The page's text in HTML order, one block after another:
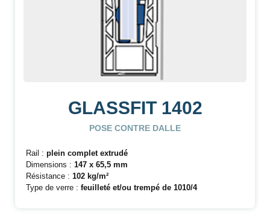
GLASSFIT 1402
POSE CONTRE DALLE
Rail : plein complet extrudé
Dimensions : 147 x 65,5 mm
Résistance : 102 kg/m²
Type de verre : feuilleté et/ou trempé de 1010/4